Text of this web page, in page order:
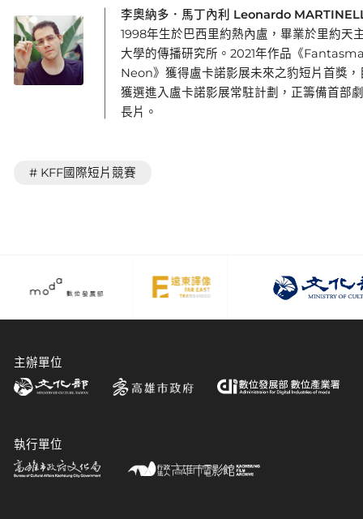
李奧納多．馬丁內利 Leonardo
1998年生於巴西里約熱內盧，畢業於里約天
大學的傳播研究所。2021年作品《
Neon》獲得盧卡諾影展未來之豹短片首獎，
獲選進入盧卡諾影展常駐計劃，正籌備首部
長片。
# KFF國際短片競賽
主辦單位
執行單位